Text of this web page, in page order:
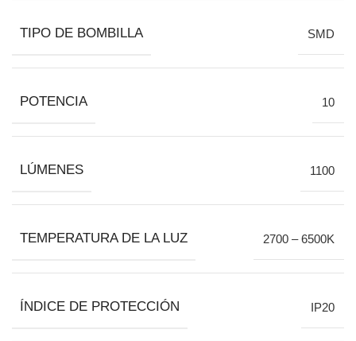
TIPO DE BOMBILLA SMD
POTENCIA 10
LÚMENES 1100
TEMPERATURA DE LA LUZ 2700 – 6500K
ÍNDICE DE PROTECCIÓN IP20